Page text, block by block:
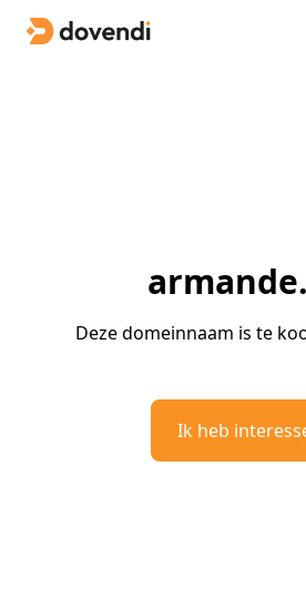
Deze domeinnaam is te
Ik heb